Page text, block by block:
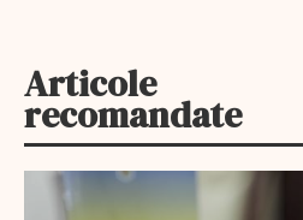
Articole
recomandate